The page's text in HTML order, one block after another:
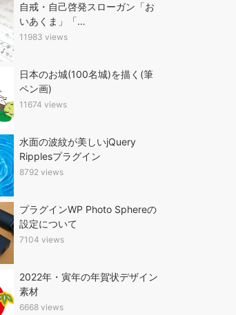
自戒・自己啓発スローガン「お
いあくま」「…
11983 views
日本のお城(100名城)を描く(筆
ペン画)
11674 views
水面の波紋が美しいjQuery
Ripplesプラグイン
8792 views
プラグインWP Photo Sphereの
設定について
7104 views
2022年・寅年の年賀状デザイン
素材
6668 views